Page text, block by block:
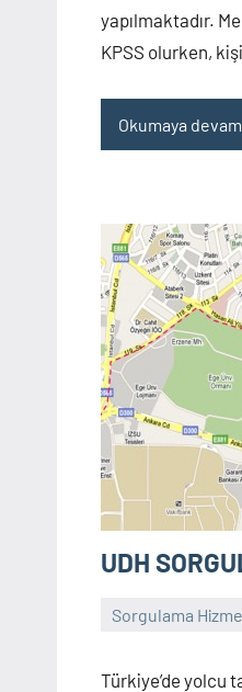
yapılmaktadır.
KPSS olurken,
Okumaya
UDH
Sorgulama
sorgulama
Yorum
Türkiye’de yolcu